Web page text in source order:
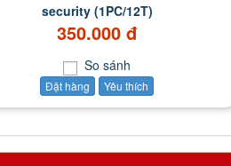
security (1PC/12T)
350.000 đ
So sánh
Đặt hàng Yêu thích